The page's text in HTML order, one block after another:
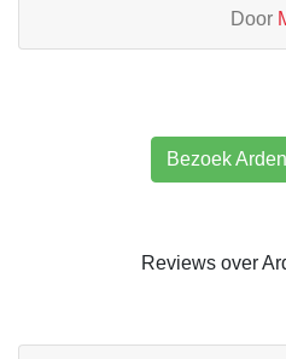
Door
Bezoek
Reviews over